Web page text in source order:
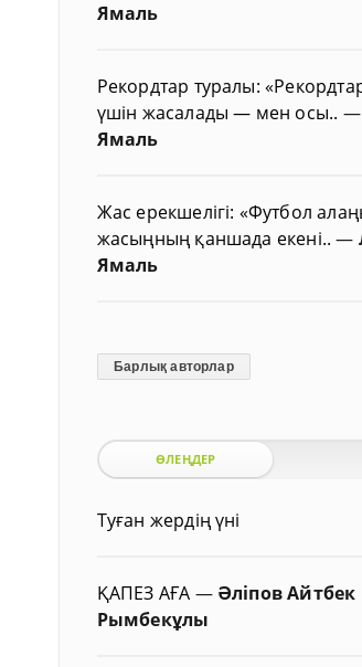
Ямаль
Рекордтар туралы:
үшін жасалады — мен осы.. —
Ямаль
Жас ерекшелігі: «Футбол
жасыңның қаншада екені..—
Ямаль
Барлық авторлар
ӨЛЕҢДЕР
Туған жердің үні
ҚАПЕЗ АҒА — Әліпов Айтбек
Рымбекұлы